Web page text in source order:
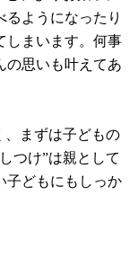
ようになったり
しまいます。何事
の思いも叶えてあ
まずは子どもの
つけ”は親として
子どもにもしっか